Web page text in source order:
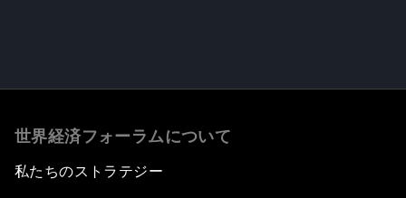
世界経済フォーラムについて
私たちのストラテジー